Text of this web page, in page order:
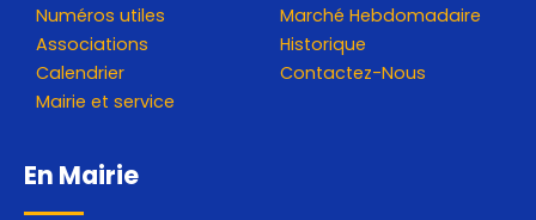
Numéros utiles
Associations
Calendrier
Mairie et service
Marché Hebdomadaire
Historique
Contactez-Nous
En Mairie